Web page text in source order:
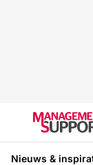
Nieuws &